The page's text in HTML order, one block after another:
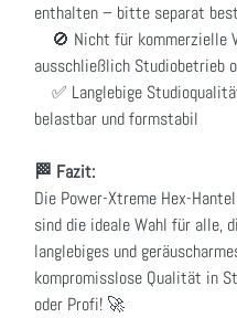
enthalten – bitte separat
🚫 Nicht für kommerzielle
ausschließlich Studiobetrieb
✅ Langlebige
belastbar und formstabil
🏁 Fazit:
Die Power-Xtreme Hex-
sind die ideale Wahl für alle,
langlebiges und
kompromisslose Qualität in
oder Profi! 🚀